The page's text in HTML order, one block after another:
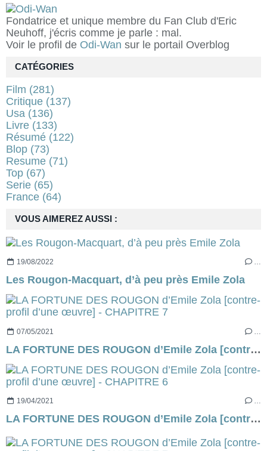
Fondatrice et unique membre du Fan Club d'Eric
Neuhoff, j'écris comme je parle : mal.
Voir le profil de Odi-Wan sur le portail Overblog
VOUS AIMEREZ AUSSI :
19/08/2022 …
Les Rougon-Macquart, d’à peu près Emile Zola
07/05/2021
LA FORTUNE DES ROUGON d’Emile Zola [contre-profil d’une œuvre] - CHAPITRE 7
19/04/2021 …
LA FORTUNE DES ROUGON d’Emile Zola [contre-profil d’une œuvre] - CHAPITRE 6
CATÉGORIES
Film (281)
Critique (137)
Usa (136)
Livre (133)
Résumé (122)
Blop (73)
Resume (71)
Top (67)
Serie (65)
France (64)